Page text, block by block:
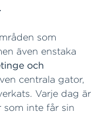
som
även enstaka
och
centrala gator,
Varje dag är
inte får sin